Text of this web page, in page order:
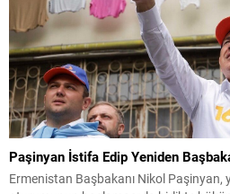
Paşinyan İstifa Edip Yeniden
Ermenistan Başbakanı Nikol Paşinyan,